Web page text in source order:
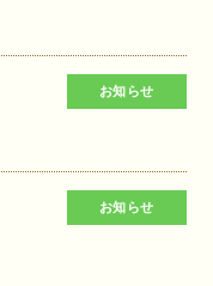
お知らせ
お知らせ